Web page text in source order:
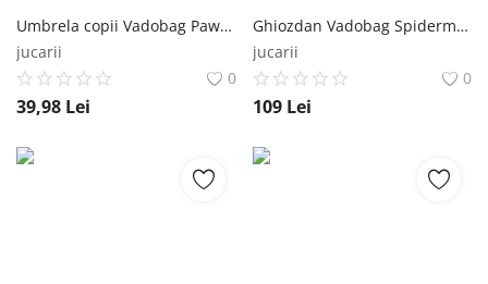
Umbrela copii Vadobag Paw Patrol Sunny Days Ahead 60x71 cm Vadobag
jucarii
0
39,98 Lei
Ghiozdan Vadobag Spiderman Beyond Amazing 32x27x18 cm Vadobag
jucarii
0
109 Lei